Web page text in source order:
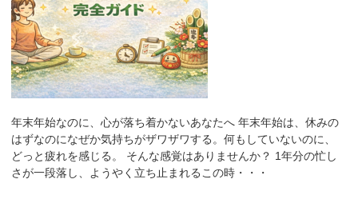
年末年始なのに、心が落ち着かないあなたへ 年末年始は、休みの
はずなのになぜか気持ちがザワザワする。何もしていないのに、
どっと疲れを感じる。 そんな感覚はありませんか？ 1年分の忙し
さが一段落し、ようやく立ち止まれるこの時・・・